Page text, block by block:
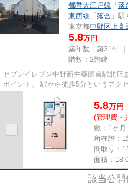
都営大江戸線 「 落
東西線 「 落合 」
東京都中野区上高
5.8万円
築年数：築31年 ｜
階数：2階建
セブンイレブン中野新井薬師前駅北店‎
ポイント。 駅から徒歩5分というアク
5.8万円
(管理費・
敷：1ヶ月
所在階：1
間取り：
面積：
該当公開